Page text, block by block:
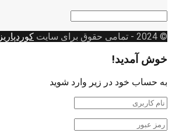
دسته
© 2024
- تمامی حقوق برای سایت کوردپاریز
خوش آمدید!
به حساب خود در زیر وارد شوید